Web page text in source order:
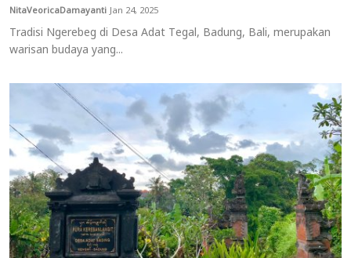
NitaVeoricaDamayantiJan 24, 2025
Tradisi Ngerebeg di Desa Adat Tegal, Badung, Bali, merupakan
warisan budaya yang...